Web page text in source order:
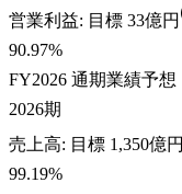
営業利益: 目標 33億円
90.97%
FY2026 通期業績予想
2026期
売上高: 目標 1,350億円
99.19%